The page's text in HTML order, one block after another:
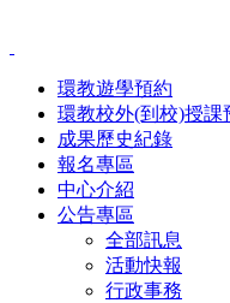
環教遊學預約
環教校外(到校)授課
成果歷史紀錄
報名專區
中心介紹
公告專區
全部訊息
活動快報
行政事務